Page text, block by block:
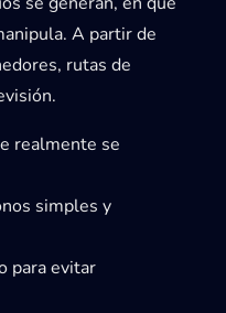
A partir de
rutas de
realmente se
simples y
para evitar